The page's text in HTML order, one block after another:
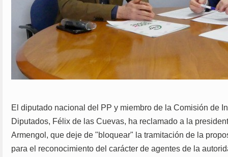
El diputado nacional del PP y miembro de la Comisión de
Diputados, Félix de las Cuevas, ha reclamado a la
Armengol, que deje de "bloquear" la tramitación de la
para el reconocimiento del carácter de agentes de la